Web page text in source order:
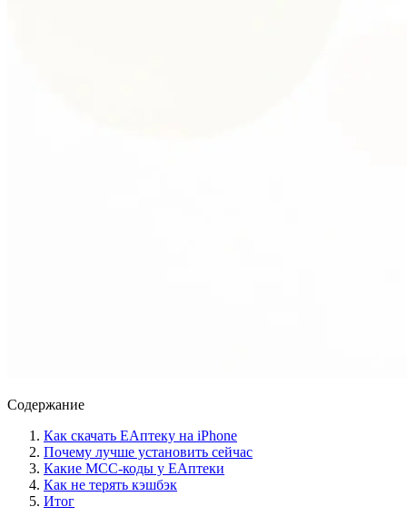
Содержание
Как скачать ЕАптеку на iPhone
Почему лучше установить сейчас
Какие MCC-коды у ЕАптеки
Как не терять кэшбэк
Итог